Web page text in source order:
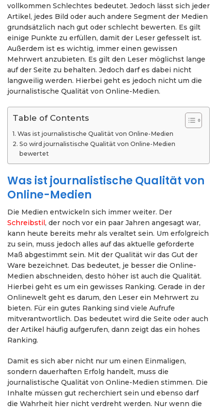
vollkommen Schlechtes bedeutet. Jedoch lässt sich jeder
Artikel, jedes Bild oder auch andere Segment der Medien
grundsätzlich nach gut oder schlecht bewerten. Es gilt
einige Punkte zu erfüllen, damit der Leser gefesselt ist.
Außerdem ist es wichtig, immer einen gewissen
Mehrwert anzubieten. Es gilt den Leser möglichst lange
auf der Seite zu behalten. Jedoch darf es dabei nicht
langweilig werden. Hierbei geht es jedoch nicht um die
journalistische Qualität von Online-Medien.
Table of Contents
Was ist journalistische Qualität von Online-Medien
So wird journalistische Qualität von Online-Medien
bewertet
Was ist journalistische Qualität von
Online-Medien
Die Medien entwickeln sich immer weiter. Der
Schreibstil, der noch vor ein paar Jahren angesagt war,
kann heute bereits mehr als veraltet sein. Um erfolgreich
zu sein, muss jedoch alles auf das aktuelle geforderte
Maß abgestimmt sein. Mit der Qualität wir das Gut der
Ware bezeichnet. Das bedeutet, je besser die Online-
Medien abschneiden, desto höher ist auch die Qualität.
Hierbei geht es um ein gewisses Ranking. Gerade in der
Onlinewelt geht es darum, den Leser ein Mehrwert zu
bieten. Für ein gutes Ranking sind viele Aufrufe
mitverantwortlich. Das bedeutet wird die Seite oder auch
der Artikel häufig aufgerufen, dann zeigt das ein hohes
Ranking.
Damit es sich aber nicht nur um einen Einmaligen,
sondern dauerhaften Erfolg handelt, muss die
journalistische Qualität von Online-Medien stimmen. Die
Inhalte müssen gut recherchiert sein und ebenso darf
die Wahrheit hier nicht verdreht werden. Nur wenn die